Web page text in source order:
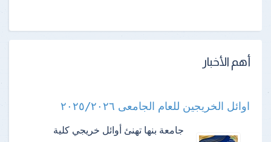
أهم الأخبار
اوائل الخريجين للعام الجامعى ٢٠٢٥/٢٠٢٦
جامعة بنها تهنئ أوائل خريجي كلية